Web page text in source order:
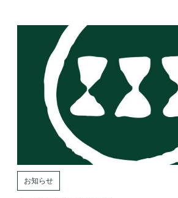
お知らせ